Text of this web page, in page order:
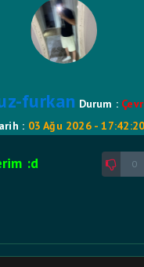
furkan Durum :
: 03 Ağu 2026 - 17:42:20
0
:d